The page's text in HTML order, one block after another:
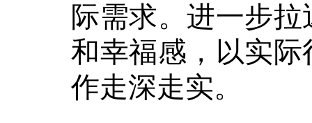
际需求。进一步
和幸福感，以实
作走深走实。